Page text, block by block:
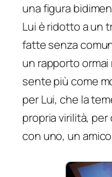
una figura
Lui è ridotto a un
fatte senza
un rapporto
sente più come
per Lui, che la
propria virilità,
con uno, un